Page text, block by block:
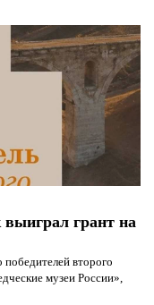
выиграл грант на
победителей второго
музеи России»,